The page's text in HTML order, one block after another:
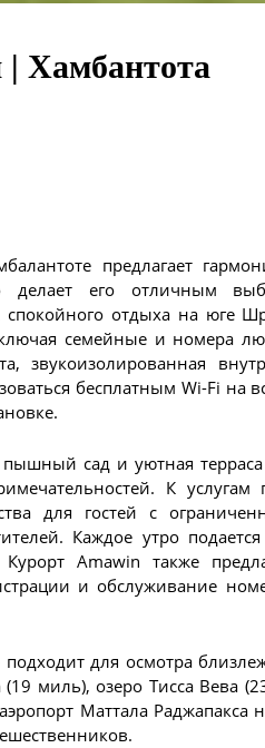
Хамбантота
предлагает
делает его отличным
отдыха на юге
семейные и номера
звукоизолированная
бесплатным Wi-Fi на
сад и уютная
К услугам
для гостей с
Каждое утро
Amawin также
и обслуживание
для осмотра
миль), озеро Тисса Вева
Маттала Раджапакса